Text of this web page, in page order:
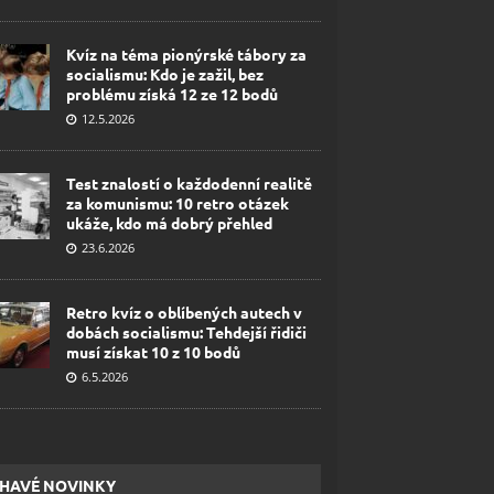
Kvíz na téma pionýrské tábory za
socialismu: Kdo je zažil, bez
problému získá 12 ze 12 bodů
12.5.2026
Test znalostí o každodenní realitě
za komunismu: 10 retro otázek
ukáže, kdo má dobrý přehled
23.6.2026
Retro kvíz o oblíbených autech v
dobách socialismu: Tehdejší řidiči
musí získat 10 z 10 bodů
6.5.2026
NOVINKY